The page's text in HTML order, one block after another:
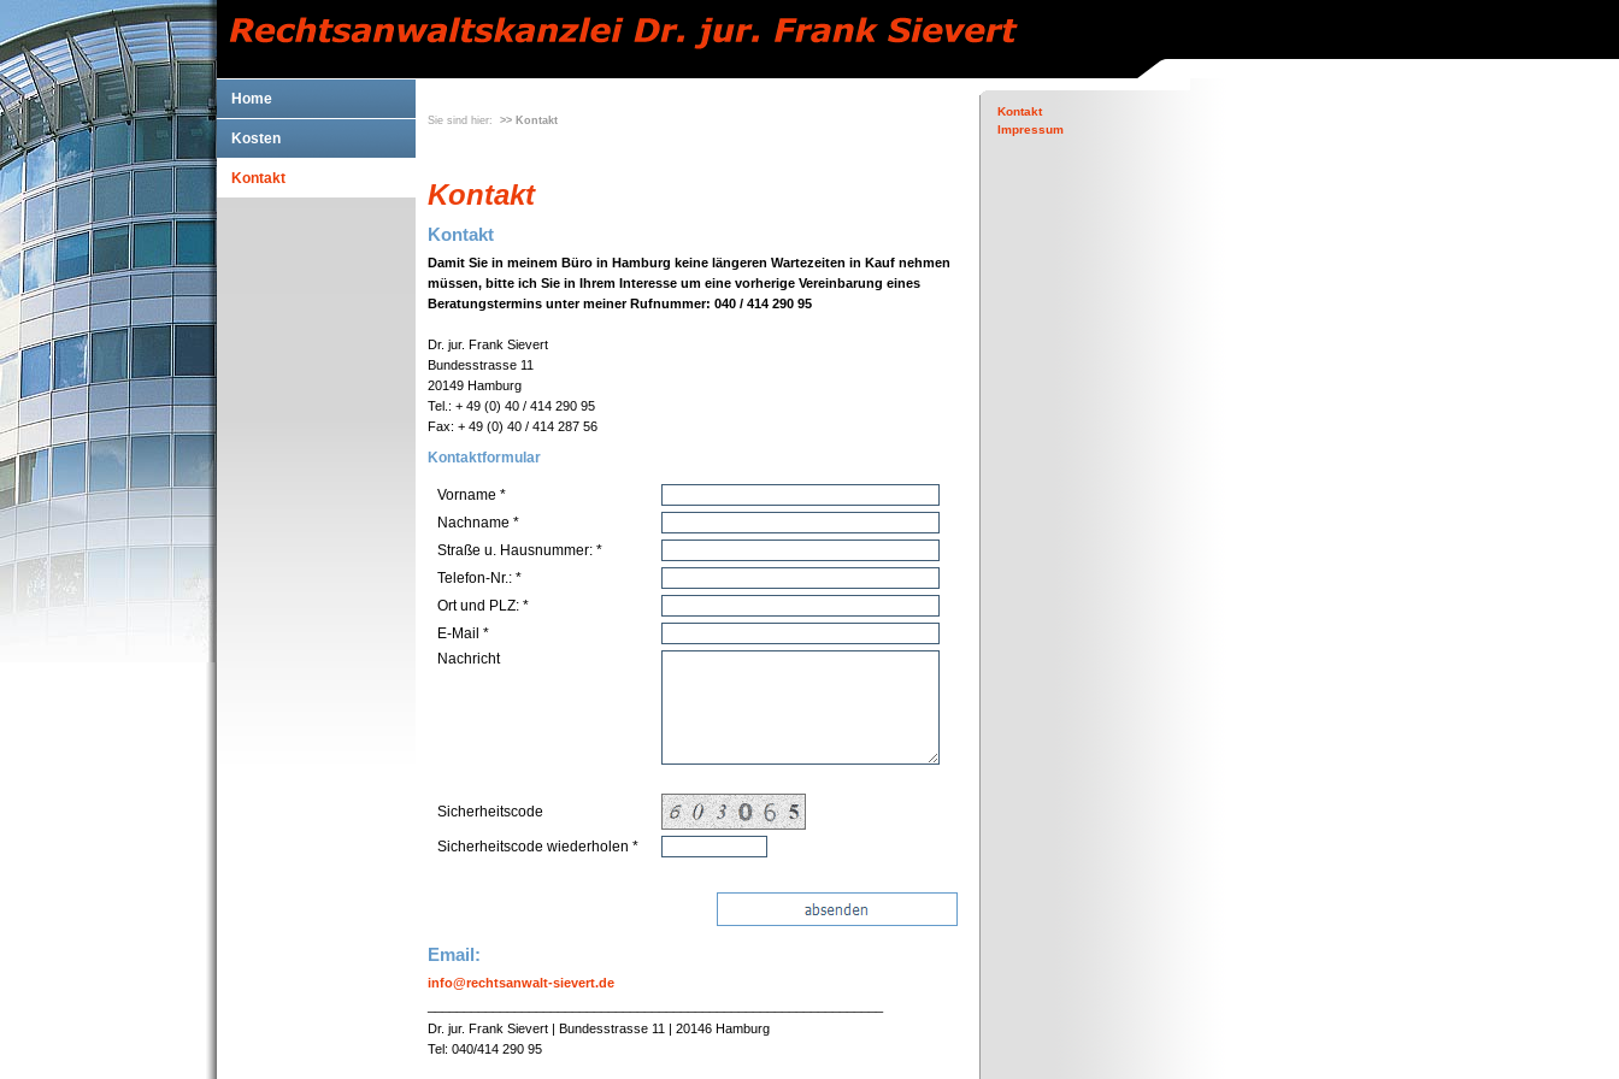
Home
Kosten
Kontakt
Sie sind hier: >> Kontakt
Kontakt
Kontakt
Damit Sie in meinem Büro in Hamburg keine längeren Wartezeiten in Kauf nehmen
müssen, bitte ich Sie in Ihrem Interesse um eine vorherige Vereinbarung eines
Beratungstermins unter meiner Rufnummer: 040 / 414 290 95
Dr. jur. Frank Sievert
Bundesstrasse 11
20149 Hamburg
Tel.: + 49 (0) 40 / 414 290 95
Fax: + 49 (0) 40 / 414 287 56
Kontaktformular
Vorname *
Nachname *
Straße u. Hausnummer: *
Telefon-Nr.: *
Ort und PLZ: *
E-Mail *
Nachricht
Sicherheitscode
Sicherheitscode wiederholen *
Email:
info@rechtsanwalt-sievert.de
Dr. jur. Frank Sievert | Bundesstrasse 11 | 20146 Hamburg
Tel: 040/414 290 95
Kontakt
Impressum